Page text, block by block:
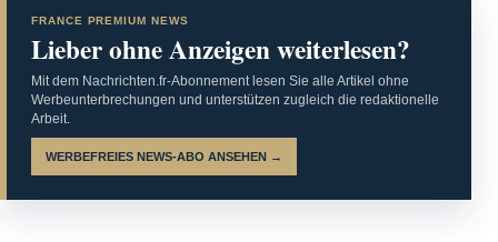
FRANCE PREMIUM NEWS
Lieber ohne Anzeigen weiterlesen?
Mit dem Nachrichten.fr-Abonnement lesen Sie alle Artikel ohne
Werbeunterbrechungen und unterstützen zugleich die redaktionelle
Arbeit.
WERBEFREIES NEWS-ABO ANSEHEN →